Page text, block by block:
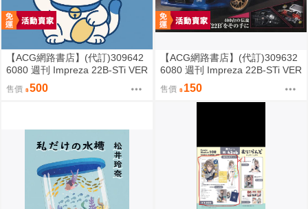
【ACG網路書店】(代訂)309642
6080 週刊 Impreza 22B-STi VER
SION をつくる (2)
售價 500
【ACG網路書店】(代訂)309632
6080 週刊 Impreza 22B-STi VER
SION をつくる (1) 創刊號
售價 150